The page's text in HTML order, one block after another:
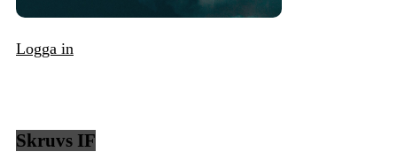
Logga in
Skruvs IF